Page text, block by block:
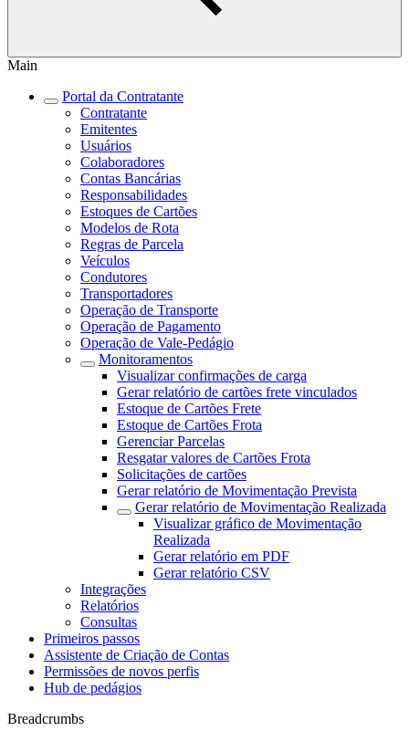
Main
Portal da Contratante
Contratante
Emitentes
Usuários
Colaboradores
Contas Bancárias
Responsabilidades
Estoques de Cartões
Modelos de Rota
Regras de Parcela
Veículos
Condutores
Transportadores
Operação de Transporte
Operação de Pagamento
Operação de Vale-Pedágio
Monitoramentos
Visualizar confirmações de carga
Gerar relatório de cartões frete vinculados
Estoque de Cartões Frete
Estoque de Cartões Frota
Gerenciar Parcelas
Resgatar valores de Cartões Frota
Solicitações de cartões
Gerar relatório de Movimentação Prevista
Gerar relatório de Movimentação Realizada
Visualizar gráfico de Movimentação
Realizada
Gerar relatório em PDF
Gerar relatório CSV
Integrações
Relatórios
Consultas
Primeiros passos
Assistente de Criação de Contas
Permissões de novos perfis
Hub de pedágios
Breadcrumbs